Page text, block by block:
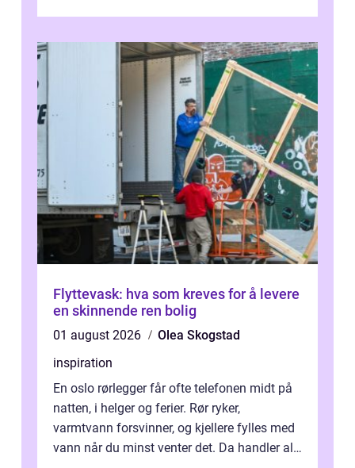
Flyttevask: hva som kreves for å levere
en skinnende ren bolig
01 august 2026
Olea Skogstad
inspiration
En oslo rørlegger får ofte telefonen midt på
natten, i helger og ferier. Rør ryker,
varmtvann forsvinner, og kjellere fylles med
vann når du minst venter det. Da handler alt